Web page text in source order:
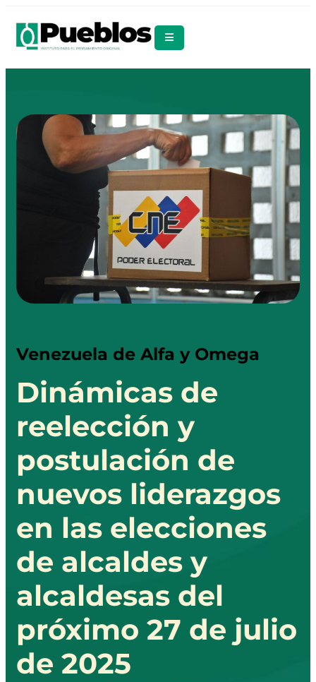
Venezuela de Alfa y Omega
Dinámicas de
reelección y
postulación de
nuevos liderazgos
en las elecciones
de alcaldes y
alcaldesas del
próximo 27 de julio
de 2025